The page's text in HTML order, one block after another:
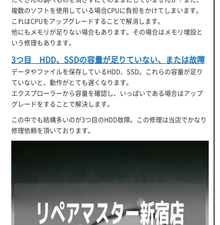
複数のソフトを使用している場合CPUに負担をかけてしまいます。
これはCPUをアップグレードすることで解消します。
他にもメモリが足りない場合もあります。その場合はメモリ増設と
いう修理もあります。
3つ目 HDD、SSDの容量が足りていない、または故障
データやファイルを保存しているHDD、SSD。これらの容量が足り
ていないと、動作がとても遅くなります。
エクスプローラーから容量を確認し、いっぱいである場合はアップ
グレードをすることで解決します。
この中でも結構多いのが3つ目のHDD故障。この修理は当店でかなり
修理依頼を頂いております。